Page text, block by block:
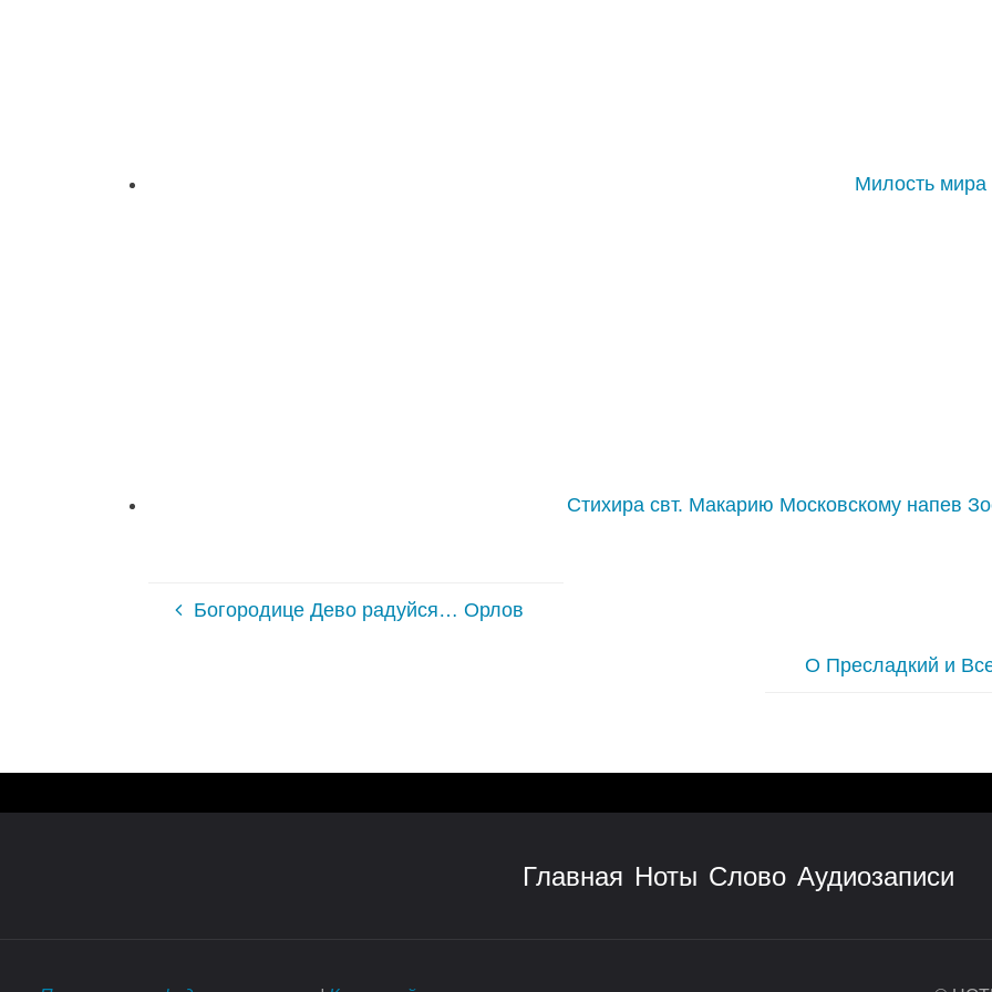
Милость
Стихира свт. Макарию Московскому напев
Богородице Дево радуйся… Орлов
О Пресладкий и
Главная Ноты Слово Аудиозаписи